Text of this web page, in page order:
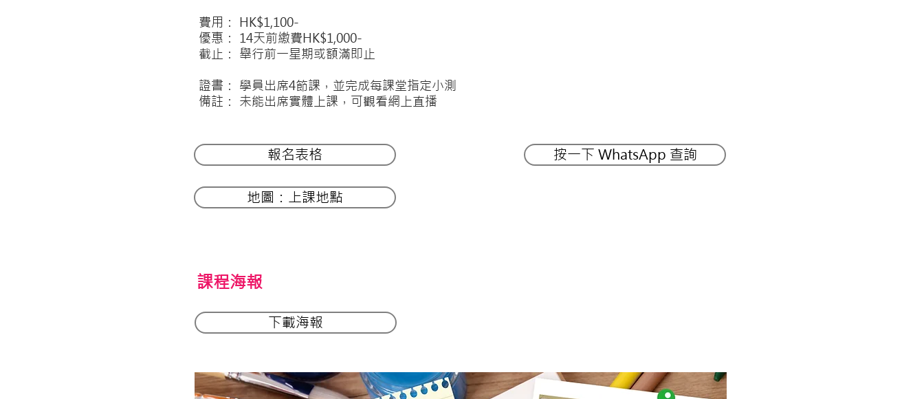
費用： HK$1,100-
優惠： 14天前繳費HK$1,000-
截止： 舉行前一星期或額滿即止
證書： 學員出席4節課，並完成每課堂指定小測
備註： 未能出席實體上課，可觀看網上直播
報名表格 按一下 WhatsApp 查詢
地圖：上課地點
​課程海報
下載海報